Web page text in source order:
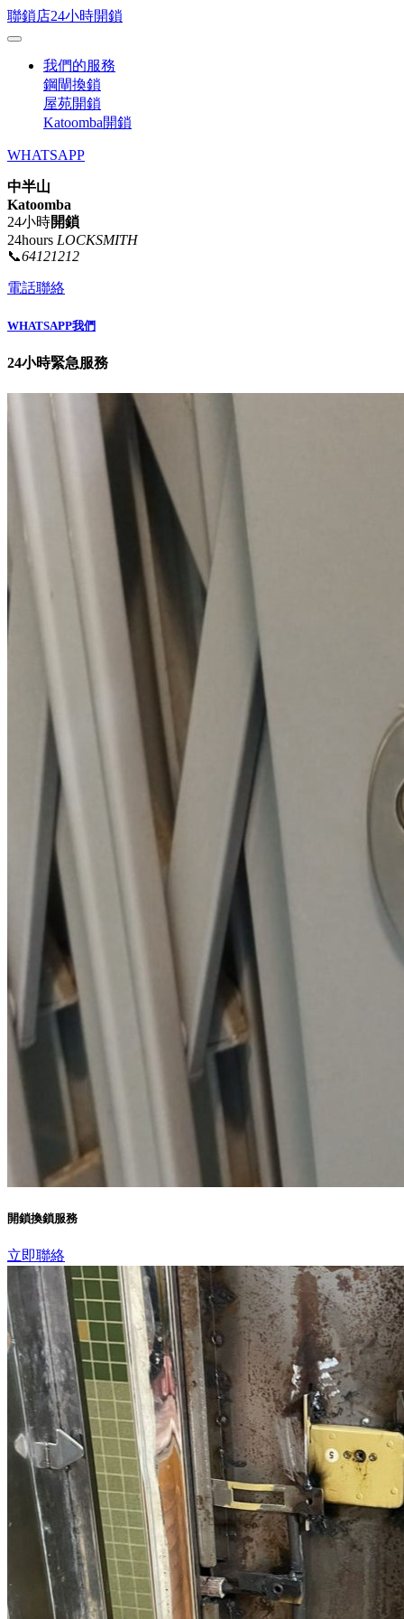
聯鎖店24小時開鎖
我們的服務
鋼閘換鎖
屋苑開鎖
Katoomba開鎖
WHATSAPP
中半山
Katoomba
24小時開鎖
24hours LOCKSMITH
📞64121212
電話聯絡
WHATSAPP我們
24小時緊急服務
開鎖換鎖服務
立即聯絡